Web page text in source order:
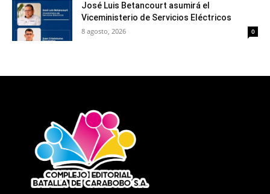
José Luis Betancourt asumirá el
Viceministerio de Servicios Eléctricos
8 agosto, 2026 0